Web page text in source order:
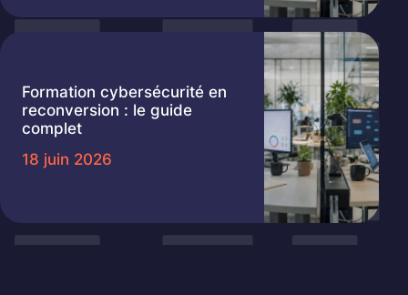
Formation cybersécurité en
reconversion : le guide
complet
18 juin 2026